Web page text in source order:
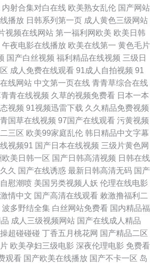
电影 尤物福利导航 午夜不卡成人视频 欧美喷潮流量
综合影院 91成人视频在线观看 五月花婷婷综合 欧
看AV52 俺也要去色播 91中文在线 亚洲综合尤物 日
超碰在线资源97芒果 91熟妇视频导航 亚洲视频第
A片 国产在线91肉丝 99r这里只有精品3 ts人妖交友
在线资源站 亚洲天天拍拍 日韩h片在线观看 国内情
91热在线视频 亚洲少妇欧美黄色片 亚洲成人美女
94色 久久月麻豆传媒 国产尤物一区二区三区 99精
新av在线导航 97色色电影网 夜色资源av网 日韩不
美午夜一区高清视频 免费av网站 国产丝袜a片 波多
内射合集对白在线 欧美熟女乱伦 国产网站
播放 日韩系列第一页 成人黄色三级网站
视频在线网站 第一福利网欧美 欧美日韩
午夜电影在线播放 欧美在线第一 黄色毛片
国产白丝视频 福利精品在线视频 三级日
成人免费在线观看 91成人自拍视频 91
线网站 中文第一页在线 青青草综合在线
青在线视频 久草的视频免费看 日本一本
视频 91视频迅雷下载 久久精品免费视频
国草在线视频 97国产在线观看 污黄视频
三区 欧美99家庭乱伦 韩日精品中文字幕
视频91 国产日本在线视频 三级片黄色网
欧美日韩一区 国产日韩高清视频 日韩在线
久 国产在线诱惑 最新日韩高清无码 国产
慰潮喷 美国另类视频人妖 伦理在线电影
情中文 国产高清在线观看 敕激撸福利二
波多野结全集 白丝网站免费看 国内精品福
成人三级视频网站 国产在线成人精品
超碰碰碰 丁香五月桃花网 国产精品二区
欧美孕妇三级电影 深夜伦理电影 免费看
观看 国产欧美在线播放 国产不卡一区 岛